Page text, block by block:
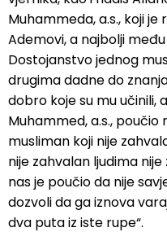
Muhammeda, a.s., koji je
Ademovi, a najbolji među
Dostojanstvo jednog
drugima dadne do
dobro koje su mu učinili,
Muhammed, a.s., poučio
musliman koji nije
nije zahvalan ljudima
nas je poučio da nije
dozvoli da ga iznova
dva puta iz iste rupe“.